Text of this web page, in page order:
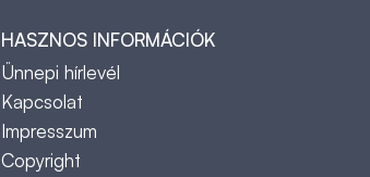
HASZNOS INFORMÁCIÓK
Ünnepi hírlevél
Kapcsolat
Impresszum
Copyright